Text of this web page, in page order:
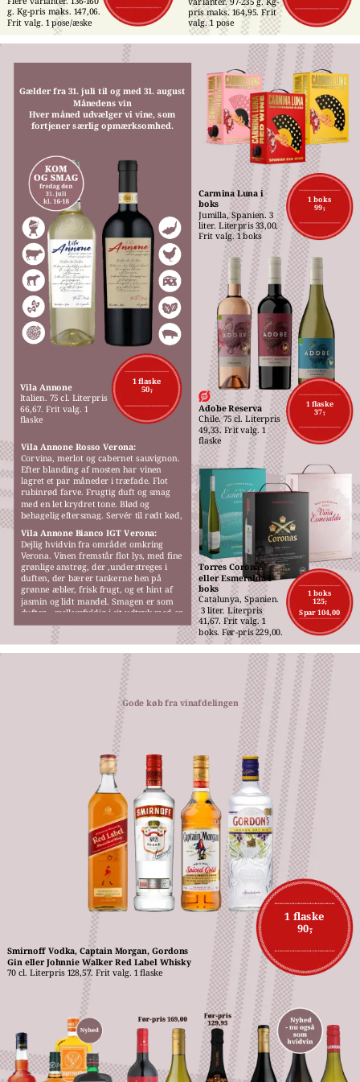
g. Kg-pris maks. 147,06.
Frit valg. 1 pose/æske
pris maks. 164,95. Frit
valg. 1 pose
1 flaske
50,-
Vila Annone
Italien. 75 cl. Literpris
66,67. Frit valg. 1
flaske
1 boks
99,-
Carmina Luna i
boks
Jumilla, Spanien. 3
liter. Literpris 33,00.
Frit valg. 1 boks
1 flaske
37,-
Adobe Reserva
Chile. 75 cl. Literpris
49,33. Frit valg. 1
flaske
Gælder fra 31. juli til og med 31. august
Månedens vin
Hver måned udvælger vi vine, som
fortjener særlig opmærksomhed.
1 boks
125,-
Spar 104,00
Torres Coronas
eller Esmeralda i
boks
Catalunya, Spanien.
3 liter. Literpris
41,67. Frit valg. 1
boks. Før-pris 229,00.
Vila Annone Rosso Verona:
Corvina, merlot og cabernet sauvignon.
Efter blanding af mosten har vinen
lagret et par måneder i træfade. Flot
rubinrød farve. Frugtig duft og smag
med en let krydret tone. Blød og
behagelig eftersmag. Servér til rødt kød,
Vila Annone Bianco IGT Verona:
Dejlig hvidvin fra området omkring
Verona. Vinen fremstår flot lys, med fine
grønlige anstrøg, der ,understreges i
duften, der bærer tankerne hen på
grønne æbler, frisk frugt, og et hint af
jasmin og lidt mandel. Smagen er som
duften,  mellemfyldig i sit udtryk med en
behagelig blødhed.
1 flaske
90,-
Smirnoff Vodka, Captain Morgan, Gordons
Gin eller Johnnie Walker Red Label Whisky
70 cl. Literpris 128,57. Frit valg. 1 flaske
Gode køb fra vinafdelingen